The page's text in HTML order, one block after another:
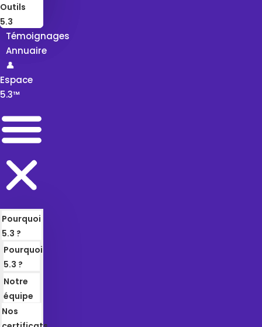
Outils
5.3
Témoignages
Annuaire
👤
Espace
5.3™
Pourquoi
5.3 ?
Pourquoi
5.3 ?
Notre
équipe
Nos